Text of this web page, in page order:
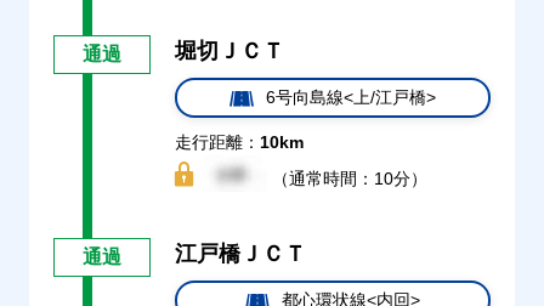
通過 堀切ＪＣＴ
6号向島線<上/江戸橋>
走行距離： 10km
（通常時間：10分）
通過 江戸橋ＪＣＴ
都心環状線<内回>